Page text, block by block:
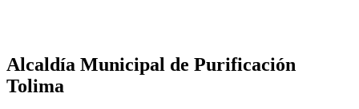
Alcaldía Municipal de Purificación
Tolima